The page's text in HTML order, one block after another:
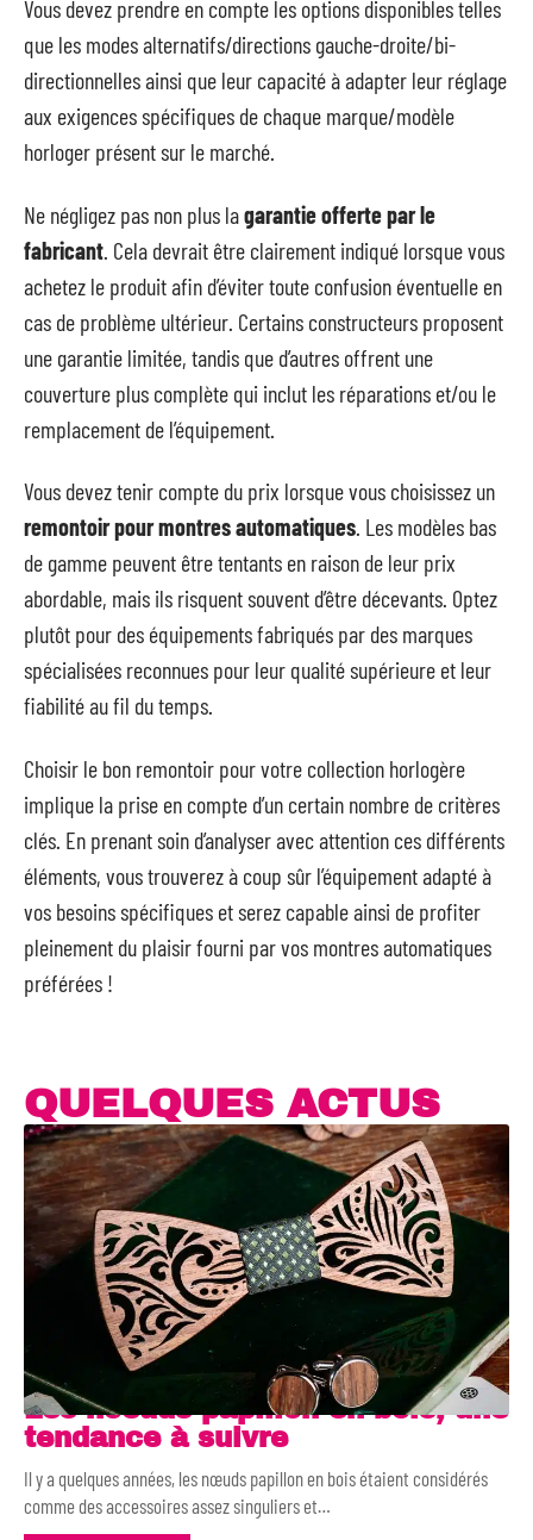
Vous devez prendre en compte les options disponibles telles
que les modes alternatifs/directions gauche-droite/bi-
directionnelles ainsi que leur capacité à adapter leur réglage
aux exigences spécifiques de chaque marque/modèle
horloger présent sur le marché.
Ne négligez pas non plus lagarantie offerte par le
fabricant . Cela devrait être clairement indiqué lorsque vous
achetez le produit afin d’éviter toute confusion éventuelle en
cas de problème ultérieur. Certains constructeurs proposent
une garantie limitée, tandis que d’autres offrent une
couverture plus complète qui inclut les réparations et/ou le
remplacement de l’équipement.
Vous devez tenir compte du prix lorsque vous choisissez un
remontoir pour montres automatiques. Les modèles bas
de gamme peuvent être tentants en raison de leur prix
abordable, mais ils risquent souvent d’être décevants. Optez
plutôt pour des équipements fabriqués par des marques
spécialisées reconnues pour leur qualité supérieure et leur
fiabilité au fil du temps.
Choisir le bon remontoir pour votre collection horlogère
implique la prise en compte d’un certain nombre de critères
clés. En prenant soin d’analyser avec attention ces différents
éléments, vous trouverez à coup sûr l’équipement adapté à
vos besoins spécifiques et serez capable ainsi de profiter
pleinement du plaisir fourni par vos montres automatiques
préférées !
QUELQUES ACTUS
Les noeuds papillon en bois, une
tendance à suivre
Il y a quelques années, les nœuds papillon en bois étaient considérés
comme des accessoires assez singuliers et…